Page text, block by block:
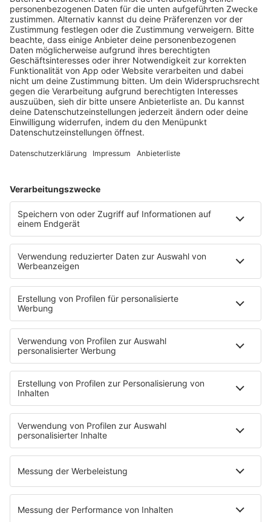
Wie hört sich Radiowerbung für mein Unternehmen oder
meinen Verein eigentlich an?
Sie erhalten von uns einen Konzeptvorschlag, nachdem wir mit
Radiospot individuell und professionell für Sie produziert.
00:00
Möbel Melber
00:00 …
Schätzele-Markt Tengen
00:00 …
Kaupp Lackierung
00:00 …